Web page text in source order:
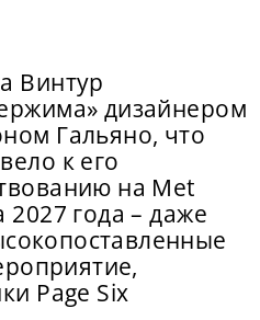
Винтур
дизайнером
Гальяно, что
к его
на Met
2027 года – даже
Page Six